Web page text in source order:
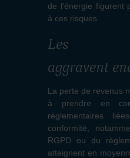
de l’énergie figurent
à ces risques.
Les
aggravent
La perte de revenus
à prendre en
réglementaires
conformité,
RGPD ou du
atteignent en